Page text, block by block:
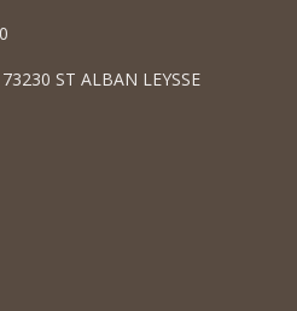
ST ALBAN LEYSSE